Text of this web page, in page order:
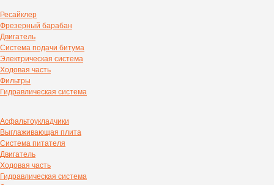
Ресайклер
Фрезерный барабан
Двигатель
Система подачи битума
Электрическая система
Ходовая часть
Фильтры
Гидравлическая система
Асфальтоукладчики
Выглаживающая плита
Система питателя
Двигатель
Ходовая часть
Гидравлическая система